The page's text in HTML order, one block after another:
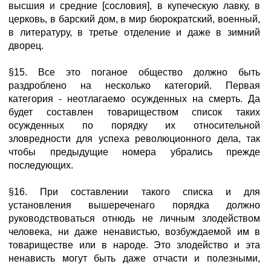
высшия и средние [сословия], в купеческую лавку, в
церковь, в барский дом, в мир бюрократский, военный,
в литературу, в третье отделение и даже в зимний
дворец.
§15. Все это поганое общество должно быть
раздроблено на несколько категорий. Первая
категория - неотлагаемо осужденных на смерть. Да
будет составлен товариществом список таких
осужденных по порядку их относительной
зловредности для успеха революционного дела, так
чтобы предыдущие номера убрались прежде
последующих.
§16. При составлении такого списка и для
установления вышереченаго порядка должно
руководствоваться отнюдь не личным злодейством
человека, ни даже ненавистью, возбуждаемой им в
товариществе или в народе. Это злодейство и эта
ненависть могут быть даже отчасти и полезными,